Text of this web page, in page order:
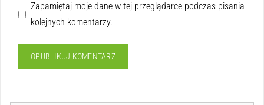
Zapamiętaj moje dane w tej przeglądarce podczas pisania
kolejnych komentarzy.